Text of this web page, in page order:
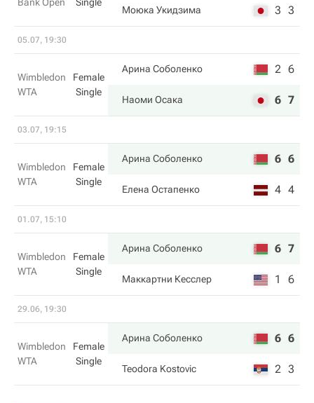
Моюка Укидзима 3 3
05.07, 19:30
Wimbledon
WTA
Female
Single
Арина Соболенко 2 6
Наоми Осака 6 7
03.07, 19:15
Wimbledon
WTA
Female
Single
Арина Соболенко 6 6
Елена Остапенко 4 4
01.07, 15:10
Wimbledon
WTA
Female
Single
Арина Соболенко 6 7
Маккартни Кесслер 1 6
29.06, 19:30
Wimbledon
WTA
Female
Single
Арина Соболенко 6 6
Teodora Kostovic 2 3